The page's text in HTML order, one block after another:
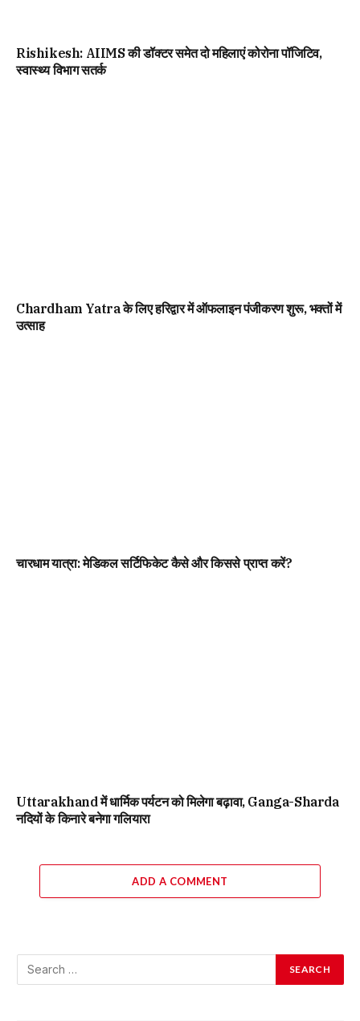
Rishikesh: AIIMS की डॉक्टर समेत दो महिलाएं कोरोना पॉजिटिव,
स्वास्थ्य विभाग सतर्क
Chardham Yatra के लिए हरिद्वार में ऑफलाइन पंजीकरण शुरू, भक्तों में
उत्साह
चारधाम यात्रा: मेडिकल सर्टिफिकेट कैसे और किससे प्राप्त करें?
Uttarakhand में धार्मिक पर्यटन को मिलेगा बढ़ावा, Ganga-Sharda
नदियों के किनारे बनेगा गलियारा
ADD A COMMENT